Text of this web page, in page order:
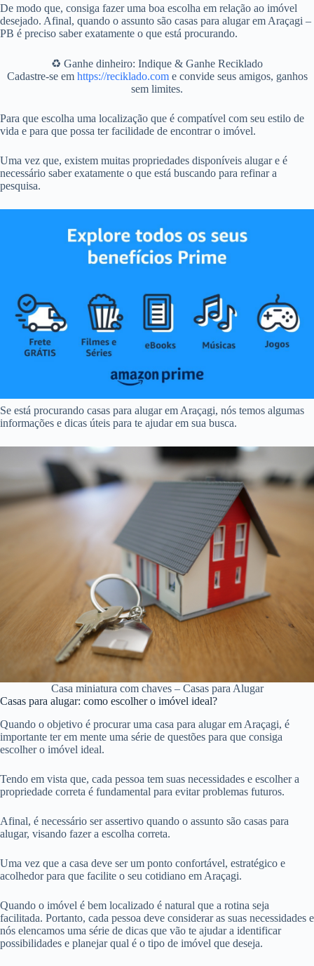
De modo que, consiga fazer uma boa escolha em relação ao imóvel
desejado. Afinal, quando o assunto são casas para alugar em Araçagi –
PB é preciso saber exatamente o que está procurando.
♻️ Ganhe dinheiro: Indique & Ganhe Reciklado
Cadastre-se em https://reciklado.come convide seus amigos, ganhos
sem limites.
Para que escolha uma localização que é compatível com seu estilo de
vida e para que possa ter facilidade de encontrar o imóvel.
Uma vez que, existem muitas propriedades disponíveis alugar e é
necessário saber exatamente o que está buscando para refinar a
pesquisa.
Se está procurando casas para alugar em Araçagi, nós temos algumas
informações e dicas úteis para te ajudar em sua busca.
Casa miniatura com chaves – Casas para Alugar
Casas para alugar: como escolher o imóvel ideal?
Quando o objetivo é procurar uma casa para alugar em Araçagi, é
importante ter em mente uma série de questões para que consiga
escolher o imóvel ideal.
Tendo em vista que, cada pessoa tem suas necessidades e escolher a
propriedade correta é fundamental para evitar problemas futuros.
Afinal, é necessário ser assertivo quando o assunto são casas para
alugar, visando fazer a escolha correta.
Uma vez que a casa deve ser um ponto confortável, estratégico e
acolhedor para que facilite o seu cotidiano em Araçagi.
Quando o imóvel é bem localizado é natural que a rotina seja
facilitada. Portanto, cada pessoa deve considerar as suas necessidades e
nós elencamos uma série de dicas que vão te ajudar a identificar
possibilidades e planejar qual é o tipo de imóvel que deseja.